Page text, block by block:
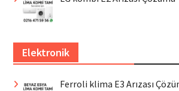
Elektronik
Ferroli klima E3 Arızası